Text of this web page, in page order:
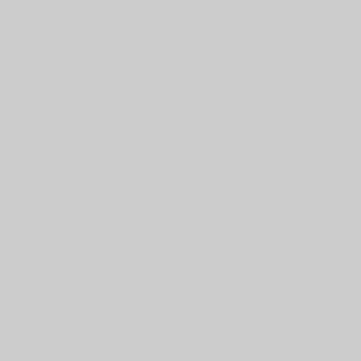
čerešňa, bohatá na antioxidanty. Obsahuje
káve.